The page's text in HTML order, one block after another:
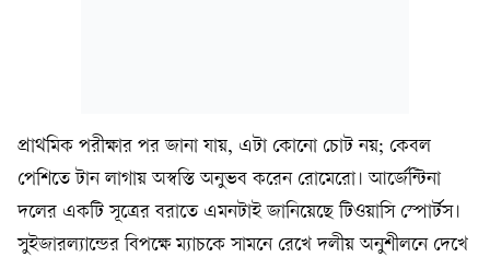
প্রাথমিক পরীক্ষার পর জানা যায়, এটা কোনো চোট নয়; কেবল
পেশিতে টান লাগায় অস্বস্তি অনুভব করেন রোমেরো। আর্জেন্টিনা
দলের একটি সূত্রের বরাতে এমনটাই জানিয়েছে টিওয়াসি স্পোর্টস।
সুইজারল্যান্ডের বিপক্ষে ম্যাচকে সামনে রেখে দলীয় অনুশীলনে দেখে